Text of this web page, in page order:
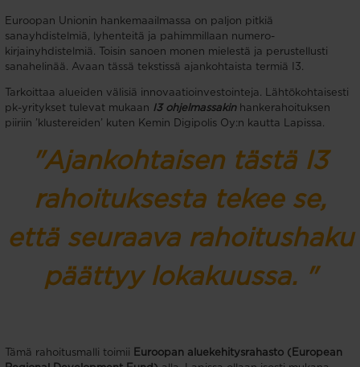
Euroopan Unionin hankemaailmassa on paljon pitkiä
sanayhdistelmiä, lyhenteitä ja pahimmillaan numero-
kirjainyhdistelmiä. Toisin sanoen monen mielestä ja perustellusti
sanahelinää. Avaan tässä tekstissä ajankohtaista termiä I3.
Tarkoittaa alueiden välisiä innovaatioinvestointeja. Lähtökohtaisesti
pk-yritykset tulevat mukaan I3 ohjelmassakinhankerahoituksen
piiriin ’klustereiden’ kuten Kemin Digipolis Oy:n kautta Lapissa.
"Ajankohtaisen tästä I3
rahoituksesta tekee se,
että seuraava rahoitushaku
päättyy lokakuussa. "
Tämä rahoitusmalli toimii
Euroopan aluekehitysrahasto (European